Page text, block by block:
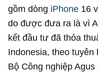
gồm dòng iPhone 16
do được đưa ra là vì
kết đầu tư đã thỏa
Indonesia, theo
Bộ Công nghiệp